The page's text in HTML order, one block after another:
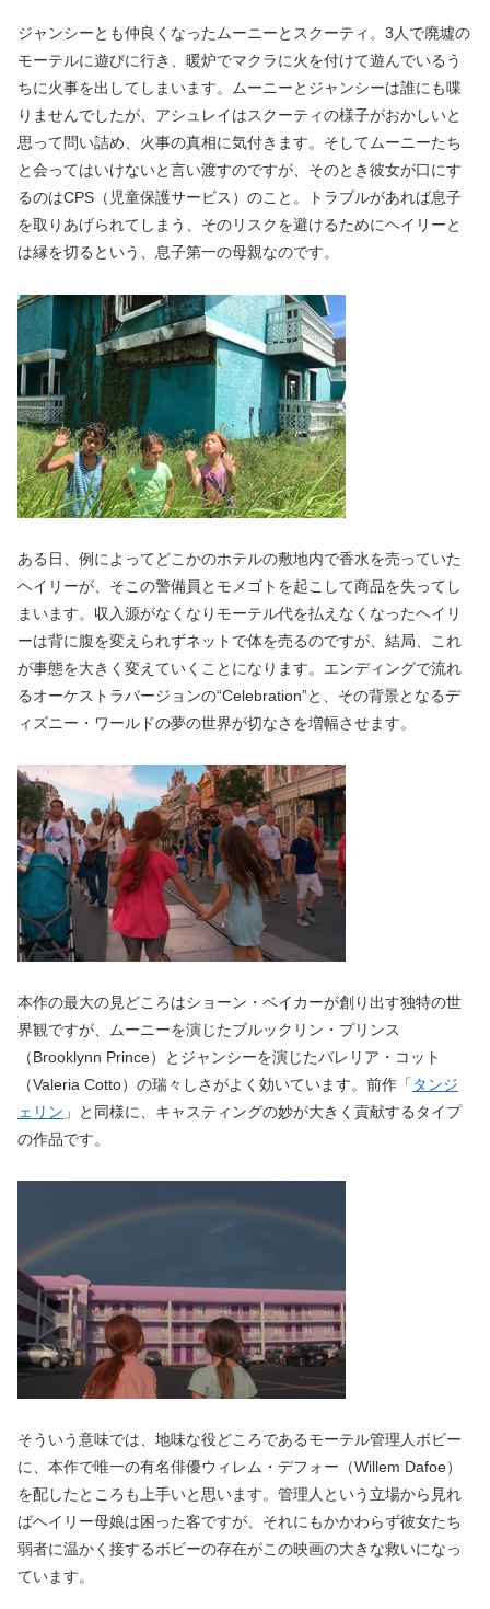
ジャンシーとも仲良くなったムーニーとスクーティ。3人で廃墟の
モーテルに遊びに行き、暖炉でマクラに火を付けて遊んでいるう
ちに火事を出してしまいます。ムーニーとジャンシーは誰にも喋
りませんでしたが、アシュレイはスクーティの様子がおかしいと
思って問い詰め、火事の真相に気付きます。そしてムーニーたち
と会ってはいけないと言い渡すのですが、そのとき彼女が口にす
るのはCPS（児童保護サービス）のこと。トラブルがあれば息子
を取りあげられてしまう、そのリスクを避けるためにヘイリーと
は縁を切るという、息子第一の母親なのです。
ある日、例によってどこかのホテルの敷地内で香水を売っていた
ヘイリーが、そこの警備員とモメゴトを起こして商品を失ってし
まいます。収入源がなくなりモーテル代を払えなくなったヘイリ
ーは背に腹を変えられずネットで体を売るのですが、結局、これ
が事態を大きく変えていくことになります。エンディングで流れ
るオーケストラバージョンの“Celebration”と、その背景となるデ
ィズニー・ワールドの夢の世界が切なさを増幅させます。
本作の最大の見どころはショーン・ベイカーが創り出す独特の世
界観ですが、ムーニーを演じたブルックリン・プリンス
（Brooklynn Prince）とジャンシーを演じたバレリア・コット
（Valeria Cotto）の瑞々しさがよく効いています。前作「 タンジ
ェリン 」と同様に、キャスティングの妙が大きく貢献するタイプ
の作品です。
そういう意味では、地味な役どころであるモーテル管理人ボビー
に、本作で唯一の有名俳優ウィレム・デフォー（Willem Dafoe）
を配したところも上手いと思います。管理人という立場から見れ
ばヘイリー母娘は困った客ですが、それにもかかわらず彼女たち
弱者に温かく接するボビーの存在がこの映画の大きな救いになっ
ています。